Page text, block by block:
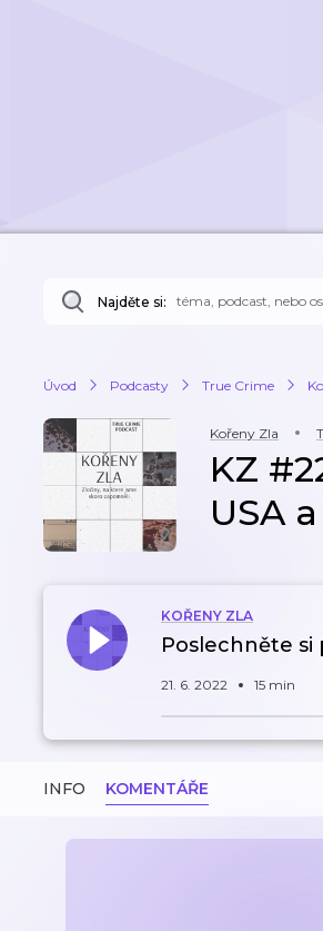
Najděte si:
Úvod Podcasty True Crime
Kořeny Zla
KZ
USA
KOŘENY ZLA
Poslechněte si
21. 6. 2022 15 min
INFO KOMENTÁŘE